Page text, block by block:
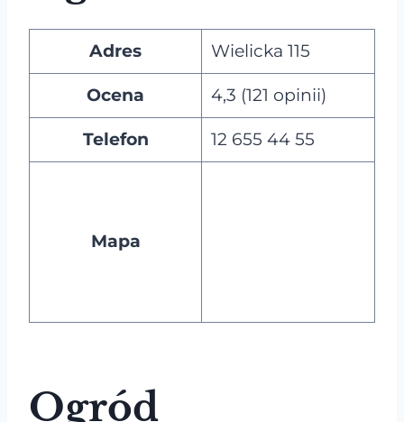
Adres Wielicka 115
Ocena 4,3 (121 opinii)
Telefon 12 655 44 55
Mapa
Ogród